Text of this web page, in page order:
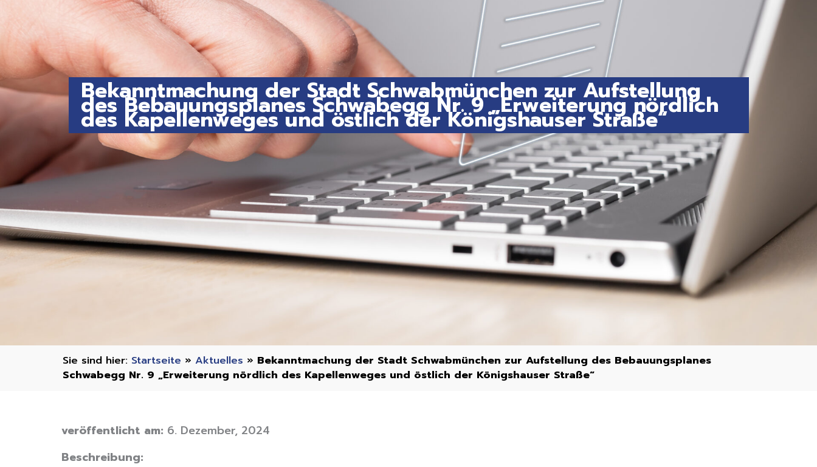
Bekanntmachung der Stadt Schwabmünchen zur Aufstellung
des Bebauungsplanes Schwabegg Nr. 9 „Erweiterung nördlich
des Kapellenweges und östlich der Königshauser Straße“
Startseite » Aktuelles » Bekanntmachung der Stadt Schwabmünchen zur Aufstellung des Bebauungsplanes
Schwabegg Nr. 9 „Erweiterung nördlich des Kapellenweges und östlich der Königshauser Straße“
veröffentlicht am: 6. Dezember, 2024
Beschreibung: